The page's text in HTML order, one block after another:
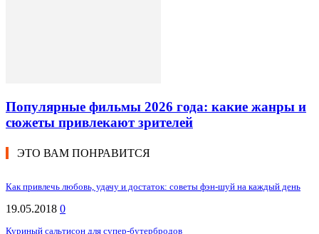
Популярные фильмы 2026 года: какие жанры и
сюжеты привлекают зрителей
ЭТО ВАМ ПОНРАВИТСЯ
Как привлечь любовь, удачу и достаток: советы фэн-шуй на каждый день
19.05.2018 0
Куриный сальтисон для супер-бутербродов